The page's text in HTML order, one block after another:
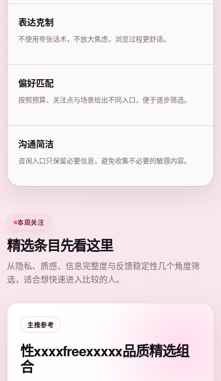
表达克制
不使用夸张话术，不放大焦虑，浏览过程更舒适。
偏好匹配
按照预算、关注点与场景给出不同入口，便于逐步筛选。
沟通简洁
咨询入口只保留必要信息，避免收集不必要的敏感内容。
本周关注
精选条目先看这里
从隐私、质感、信息完整度与反馈稳定性几个角度筛
选，适合想快速进入比较的人。
主推参考
性xxxxfreexxxxx品质精选组
合